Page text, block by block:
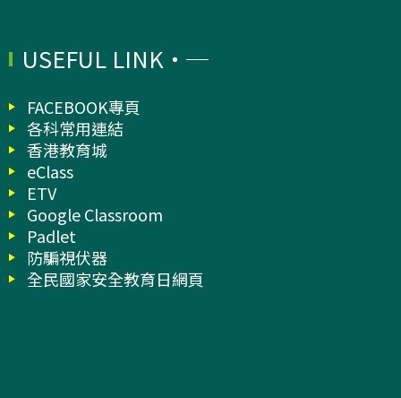
USEFUL LINK
FACEBOOK專頁
各科常用連結
香港教育城
eClass
ETV
Google Classroom
Padlet
防騙視伏器
全民國家安全教育日網頁